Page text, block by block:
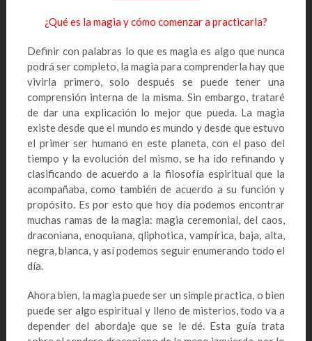
¿Qué es la magia y cómo comenzar a practicarla?
Definir con palabras lo que es magia es algo que nunca
podrá ser completo, la magia para comprenderla hay que
vivirla primero, solo después se puede tener una
comprensión interna de la misma. Sin embargo, trataré
de dar una explicación lo mejor que pueda. La magia
existe desde que el mundo es mundo y desde que estuvo
el primer ser humano en este planeta, con el paso del
tiempo y la evolución del mismo, se ha ido refinando y
clasificando de acuerdo a la filosofía espiritual que la
acompañaba, como también de acuerdo a su función y
propósito. Es por esto que hoy día podemos encontrar
muchas ramas de la magia: magia ceremonial, del caos,
draconiana, enoquiana, qliphotica, vampírica, baja, alta,
negra, blanca, y así podemos seguir enumerando todo el
día.
Ahora bien, la magia puede ser un simple practica, o bien
puede ser algo espiritual y lleno de misterios, todo va a
depender del abordaje que se le dé. Esta guía trata